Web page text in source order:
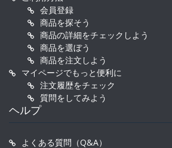
会員登録
商品を探そう
商品の詳細をチェックしよう
商品を選ぼう
商品を注文しよう
マイページでもっと便利に
注文履歴をチェック
質問をしてみよう
ヘルプ
よくある質問（Q&A）